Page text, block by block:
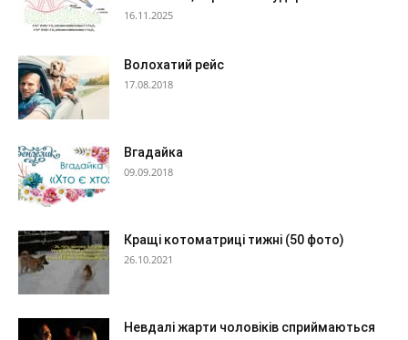
16.11.2025
Волохатий рейс
17.08.2018
Вгадайка
09.09.2018
Кращі котоматриці тижні (50 фото)
26.10.2021
Невдалі жарти чоловіків сприймаються